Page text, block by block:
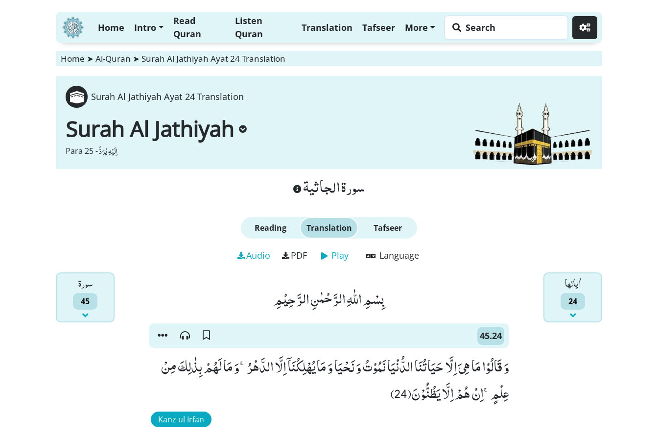
Home Intro
Read
Quran
Listen
Quran
Translation Tafseer More Search
Home ➤ Al-Quran ➤ Surah Al Jathiyah Ayat 24 Translation
Surah Al Jathiyah Ayat 24 Translation
Surah Al Jathiyah
Para 25 -اِلَیْهِ یُرَدُّ
سورة الجاثية
Reading Translation Tafseer
Audio PDF Play Language
سورۃ
45
اٰياتها
24 بِسْمِ اللّٰهِ الرَّحْمٰنِ الرَّحِیْمِ
45.24
وَ قَالُوْا مَا هِیَ اِلَّا حَیَاتُنَا الدُّنْیَا نَمُوْتُ وَ نَحْیَا وَ مَا یُهْلِكُنَاۤ اِلَّا الدَّهْرُۚ-وَ مَا لَهُمْ بِذٰلِكَ مِنْ
عِلْمٍۚ-اِنْ هُمْ اِلَّا یَظُنُّوْنَ(24)
Kanz ul Irfan